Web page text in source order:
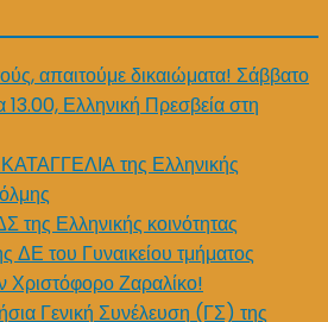
απαιτούμε δικαιώματα! Σάββατο
Ελληνική Πρεσβεία στη
της Ελληνικής
της Ελληνικής κοινότητας
ΔΕ του Γυναικείου τμήματος
Χριστόφορο Ζαραλίκο!
Γενική Συνέλευση (ΓΣ) της